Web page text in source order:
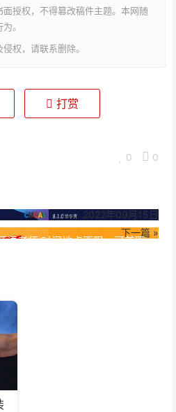
授权，不得篡改稿件主题。本网随
。
权，请联系删除。
打赏
0 0
2022年09月15日
语老师:时间地点不限，可兼职
下一篇 »